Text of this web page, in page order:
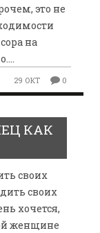
это не
на
29 ОКТ 0
КАК
своих
своих
хочется,
женщине